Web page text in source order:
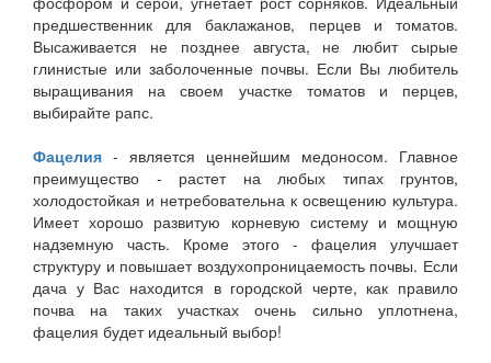
предшественник для баклажанов, перцев и томатов.
Высаживается не позднее августа, не любит сырые
глинистые или заболоченные почвы. Если Вы любитель
выращивания на своем участке томатов и перцев,
выбирайте рапс.
Фацелия - является ценнейшим медоносом. Главное
преимущество - растет на любых типах грунтов,
холодостойкая и нетребовательна к освещению культура.
Имеет хорошо развитую корневую систему и мощную
надземную часть. Кроме этого - фацелия улучшает
структуру и повышает воздухопроницаемость почвы. Если
дача у Вас находится в городской черте, как правило
почва на таких участках очень сильно уплотнена,
фацелия будет идеальный выбор!